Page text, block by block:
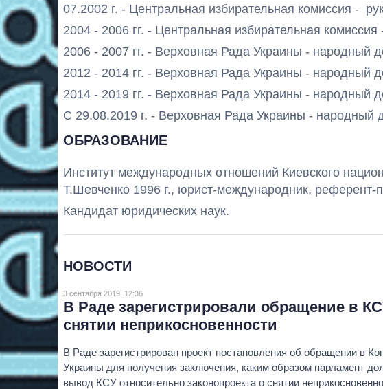
07.2002 г. - Центральная избирательная комиссия -
2004 - 2006 гг. - Центральная избирательная комиссия
2006 - 2007 гг. - Верховная Рада Украины - народный
2012 - 2014 гг. - Верховная Рада Украины - народный
2014 - 2019 гг. - Верховная Рада Украины - народный
С 29.08.2019 г. - Верховная Рада Украины - народный
ОБРАЗОВАНИЕ
Институт международных отношений Киевского
Т.Шевченко 1996 г., юрист-международник, референт-
Кандидат юридических наук.
НОВОСТИ
3 сентября 2019, 12:36
В Раде зарегистрировали обращение в
снятии неприкосновенности
В Раде зарегистрирован проект постановления об обращении в
Украины для получения заключения, каким образом парламент
вывод КСУ относительно законопроекта о снятии